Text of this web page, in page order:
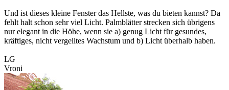
Und ist dieses kleine Fenster das Hellste, was du bieten kannst? Da
fehlt halt schon sehr viel Licht. Palmblätter strecken sich übrigens
nur elegant in die Höhe, wenn sie a) genug Licht für gesundes,
kräftiges, nicht vergeiltes Wachstum und b) Licht überhalb haben.
LG
Vroni